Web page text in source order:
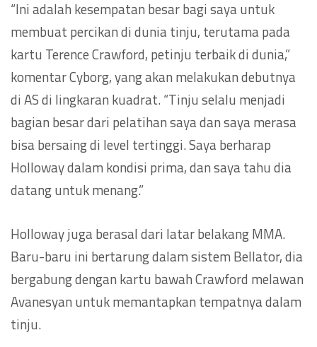
“Ini adalah kesempatan besar bagi saya untuk
membuat percikan di dunia tinju, terutama pada
kartu Terence Crawford, petinju terbaik di dunia,”
komentar Cyborg, yang akan melakukan debutnya
di AS di lingkaran kuadrat. “Tinju selalu menjadi
bagian besar dari pelatihan saya dan saya merasa
bisa bersaing di level tertinggi. Saya berharap
Holloway dalam kondisi prima, dan saya tahu dia
datang untuk menang.”
Holloway juga berasal dari latar belakang MMA.
Baru-baru ini bertarung dalam sistem Bellator, dia
bergabung dengan kartu bawah Crawford melawan
Avanesyan untuk memantapkan tempatnya dalam
tinju.